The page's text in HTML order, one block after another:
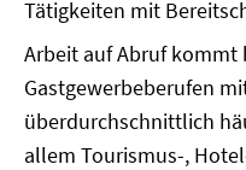
Tätigkeiten mit
Arbeit auf Abruf
Gastgewerbeberufen
überdurchschnittlich
allem Tourismus-,